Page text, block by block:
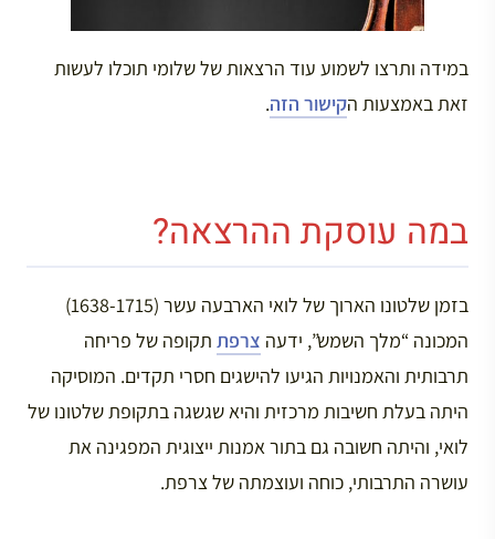
במידה ותרצו לשמוע עוד הרצאות של שלומי תוכלו לעשות
זאת באמצעות הקישור הזה.
במה עוסקת ההרצאה?
בזמן שלטונו הארוך של לואי הארבעה עשר (1638-1715)
המכונה “מלך השמש”, ידעה צרפת תקופה של פריחה
תרבותית והאמנויות הגיעו להישגים חסרי תקדים. המוסיקה
היתה בעלת חשיבות מרכזית והיא שגשגה בתקופת שלטונו של
לואי, והיתה חשובה גם בתור אמנות ייצוגית המפגינה את
עושרה התרבותי, כוחה ועוצמתה של צרפת.